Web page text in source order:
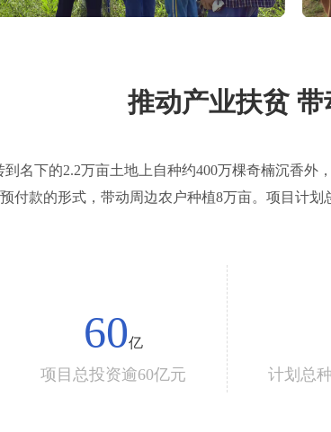
推动产业扶贫
名下的2.2万亩土地上自种约400万棵奇楠沉香外
付款的形式，带动周边农户种植8万亩。项目计划
60亿
项目总投资逾60亿元 计划总